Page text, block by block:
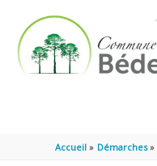
Accueil Démarches